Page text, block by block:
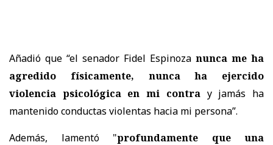
Añadió que “el senador Fidel Espinoza nunca me ha
agredido físicamente, nunca ha ejercido
violencia psicológica en mi contra y jamás ha
mantenido conductas violentas hacia mi persona”.
Además, lamentó "profundamente que una